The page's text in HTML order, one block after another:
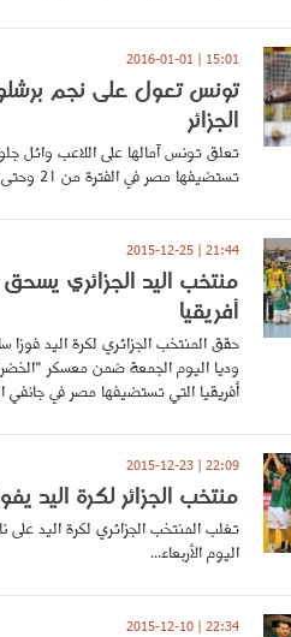
15:01 | 2016-01-01
تونس تعول على نجم
الجزائر
تعلق تونس آمالها على اللاعب وائل
تستضيفها مصر في الفترة من 21 وحتى 30 جانفي الجاري.
21:44 | 2015-12-25
منتخب اليد الجزائري
أفريقيا
أفريقيا التي تستضيفها مصر في جانفي
22:09 | 2015-12-23
منتخب الجزائر لكرة اليد
اليوم الأربعاء...
22:34 | 2015-12-10